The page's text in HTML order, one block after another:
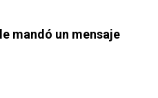
mandó un mensaje